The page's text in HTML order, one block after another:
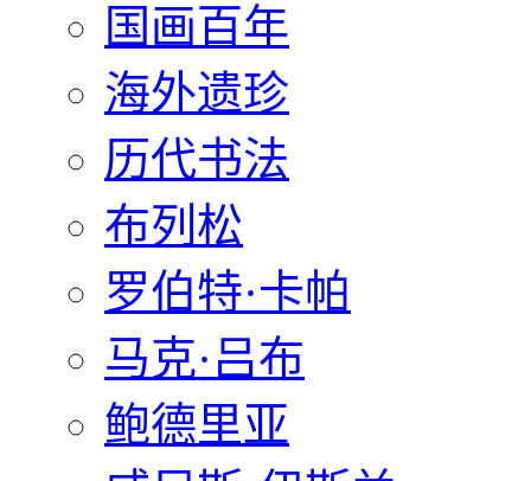
国画百年
海外遗珍
历代书法
布列松
罗伯特·卡帕
马克·吕布
鲍德里亚